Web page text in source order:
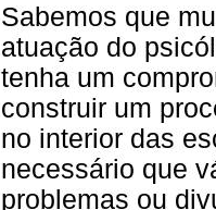
Sabemos que
atuação do
tenha um
construir um
no interior das
necessário que
problemas ou